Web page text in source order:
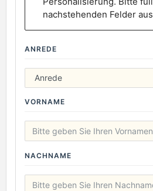
nachstehenden Felder
ANREDE
VORNAME
NACHNAME